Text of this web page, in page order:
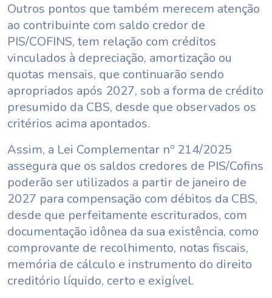
Outros pontos que também merecem atenção
ao contribuinte com saldo credor de
PIS/COFINS, tem relação com créditos
vinculados à depreciação, amortização ou
quotas mensais, que continuarão sendo
apropriados após 2027, sob a forma de crédito
presumido da CBS, desde que observados os
critérios acima apontados.
Assim, a Lei Complementar nº 214/2025
assegura que os saldos credores de PIS/Cofins
poderão ser utilizados a partir de janeiro de
2027 para compensação com débitos da CBS,
desde que perfeitamente escriturados, com
documentação idônea da sua existência, como
comprovante de recolhimento, notas fiscais,
memória de cálculo e instrumento do direito
creditório líquido, certo e exigível.